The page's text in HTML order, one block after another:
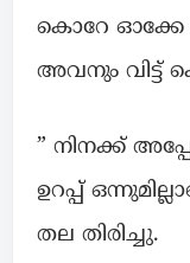
കൊറേ ഓക്കേ
അവനും വിട്ട്
” നിനക്ക്
ഉറപ്പ്
തല തിരിച്ചു.